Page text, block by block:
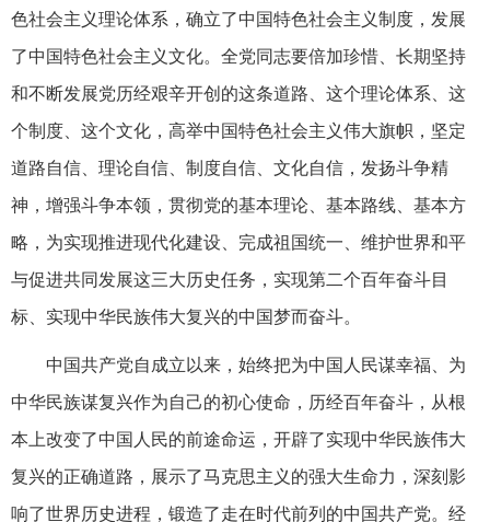
色社会主义理论体系，确立了中国特色社会主义制度，发展
了中国特色社会主义文化。全党同志要倍加珍惜、长期坚持
和不断发展党历经艰辛开创的这条道路、这个理论体系、这
个制度、这个文化，高举中国特色社会主义伟大旗帜，坚定
道路自信、理论自信、制度自信、文化自信，发扬斗争精
神，增强斗争本领，贯彻党的基本理论、基本路线、基本方
略，为实现推进现代化建设、完成祖国统一、维护世界和平
与促进共同发展这三大历史任务，实现第二个百年奋斗目
标、实现中华民族伟大复兴的中国梦而奋斗。
中国共产党自成立以来，始终把为中国人民谋幸福、为
中华民族谋复兴作为自己的初心使命，历经百年奋斗，从根
本上改变了中国人民的前途命运，开辟了实现中华民族伟大
复兴的正确道路，展示了马克思主义的强大生命力，深刻影
响了世界历史进程，锻造了走在时代前列的中国共产党。经